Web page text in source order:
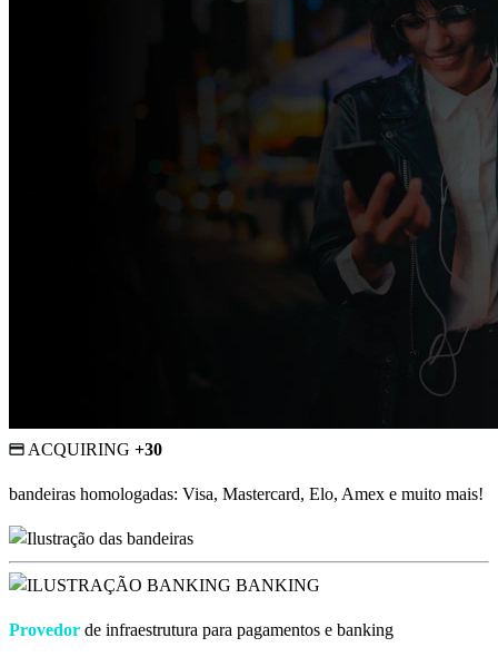
ACQUIRING +30
bandeiras homologadas: Visa, Mastercard, Elo, Amex e muito mais!
BANKING
Provedor de infraestrutura para pagamentos e banking